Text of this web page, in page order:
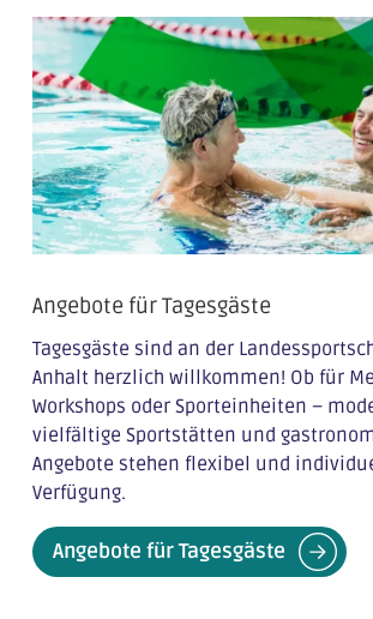
Angebote für Tagesgäste
Tagesgäste sind an der
Anhalt herzlich willkommen! Ob für
Workshops oder Sporteinheiten –
vielfältige Sportstätten und
Angebote stehen flexibel und
Verfügung.
Angebote für Tagesgäste